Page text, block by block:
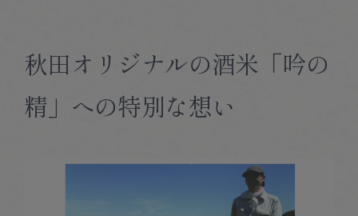
秋田オリジナルの酒米「吟の
精」への特別な想い